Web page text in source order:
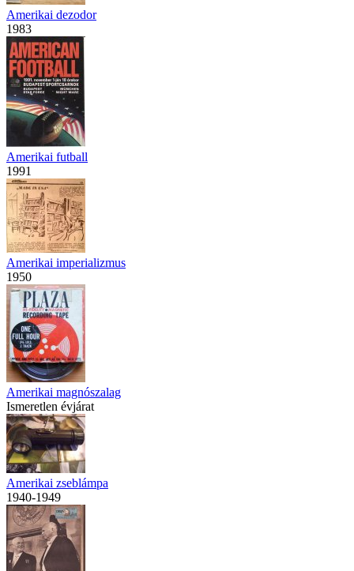
Amerikai dezodor
1983
Amerikai futball
1991
Amerikai imperializmus
1950
Amerikai magnószalag
Ismeretlen évjárat
Amerikai zseblámpa
1940-1949